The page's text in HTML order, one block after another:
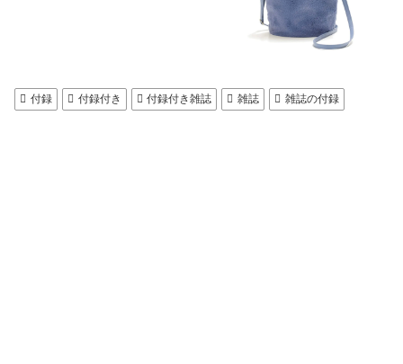
付録 付録付き 付録付き雑誌 雑誌 雑誌の付録